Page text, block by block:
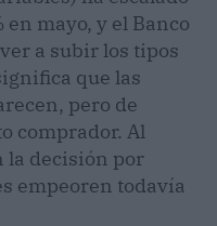
mayo, y el Banco
a subir los tipos
que las
pero de
comprador. Al
la decisión por
empeoren todavía